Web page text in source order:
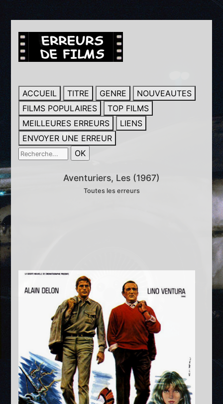
ACCUEIL TITRE GENRE
NOUVEAUTES
FILMS POPULAIRES
TOP FILMS
MEILLEURES ERREURS
LIENS
ENVOYER UNE ERREUR
Aventuriers, Les (1967)
Toutes les erreurs